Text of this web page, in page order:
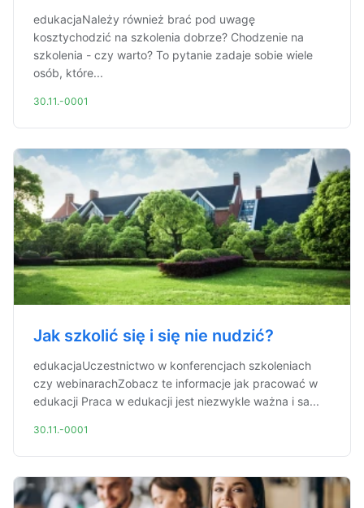
edukacjaNależy również brać pod uwagę
kosztychodzić na szkolenia dobrze? Chodzenie na
szkolenia - czy warto? To pytanie zadaje sobie wiele
osób, które...
30.11.-0001
Jak szkolić się i się nie nudzić?
edukacjaUczestnictwo w konferencjach szkoleniach
czy webinarachZobacz te informacje jak pracować w
edukacji Praca w edukacji jest niezwykle ważna i sa...
30.11.-0001